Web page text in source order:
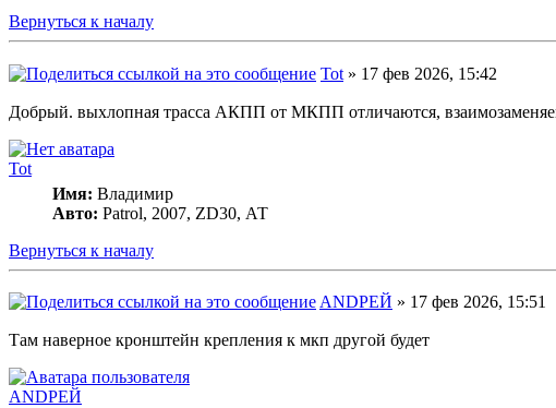
Вернуться к началу
Tot » 17 фев 2026, 15:42
Добрый. выхлопная трасса АКПП от МКПП отличаются,
Tot
Имя: Владимир
Авто: Patrol, 2007, ZD30, АТ
Вернуться к началу
ANDРЕЙ » 17 фев 2026, 15:51
Там наверное кронштейн крепления к мкп другой будет
ANDРЕЙ